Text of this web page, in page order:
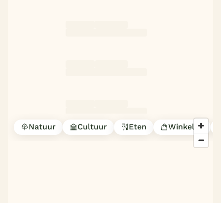
Natuur Cultuur Eten Winkelen